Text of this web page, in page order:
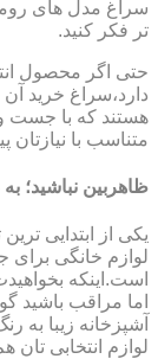
سراغ مدل های
تر فکر کنید.
حتی اگر محصول
دارد،سراغ خرید
هستند که با جست
متناسب با نیازتان
ظاهربین نباشید؛
یکی از ابتدایی
لوازم خانگی
است.اینکه
اما مراقب باشید
آشپزخانه زیبا
لوازم انتخابی تان